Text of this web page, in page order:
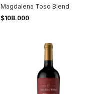
Magdalena Toso Blend
$108.000